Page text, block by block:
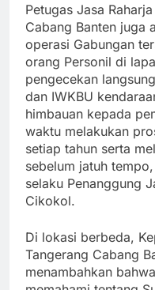
Petugas Jasa
Cabang Banten juga
operasi Gabungan
orang Personil di
pengecekan
dan IWKBU
himbauan kepada
waktu melakukan
setiap tahun serta
sebelum jatuh
selaku Penanggung
Cikokol.
Di lokasi berbeda,
Tangerang Cabang
menambahkan